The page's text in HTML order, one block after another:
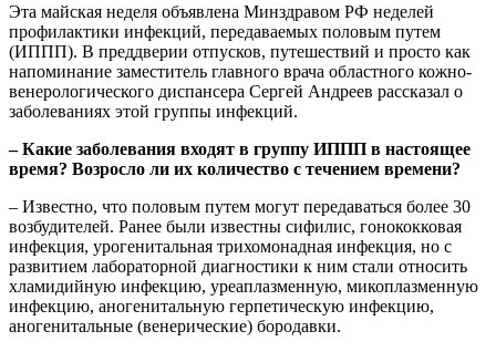
Эта майская неделя объявлена Минздравом РФ неделей
профилактики инфекций, передаваемых половым путем
(ИППП). В преддверии отпусков, путешествий и просто как
напоминание заместитель главного врача областного кожно-
венерологического диспансера Сергей Андреев рассказал о
заболеваниях этой группы инфекций.
– Какие заболевания входят в группу ИППП в настоящее
время? Возросло ли их количество с течением времени?
– Известно, что половым путем могут передаваться более 30
возбудителей. Ранее были известны сифилис, гонококковая
инфекция, урогенитальная трихомонадная инфекция, но с
развитием лабораторной диагностики к ним стали относить
хламидийную инфекцию, уреаплазменную, микоплазменную
инфекцию, аногенитальную герпетическую инфекцию,
аногенитальные (венерические) бородавки.